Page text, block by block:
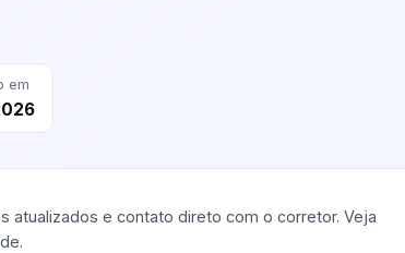
em
atualizados e contato direto com o corretor. Veja